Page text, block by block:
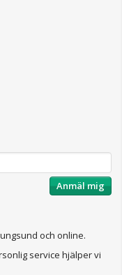
Anmäl mig
och online.
service hjälper vi